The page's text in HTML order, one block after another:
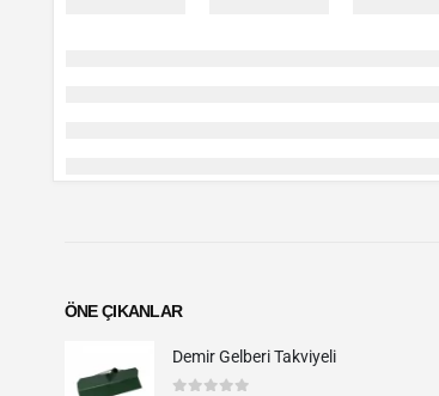
ÖNE ÇIKANLAR
Demir Gelberi Takviyeli